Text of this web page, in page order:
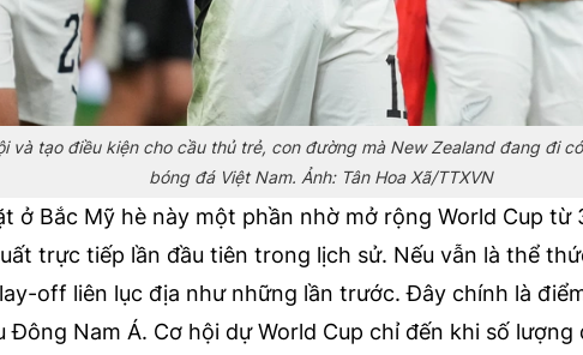
và tạo điều kiện cho cầu thủ trẻ, con đường mà New Zealand đang đi
bóng đá Việt Nam. Ảnh: Tân Hoa Xã/TTXVN
ở Bắc Mỹ hè này một phần nhờ mở rộng World Cup từ
trực tiếp lần đầu tiên trong lịch sử. Nếu vẫn là thể
off liên lục địa như những lần trước. Đây chính là
Đông Nam Á. Cơ hội dự World Cup chỉ đến khi số